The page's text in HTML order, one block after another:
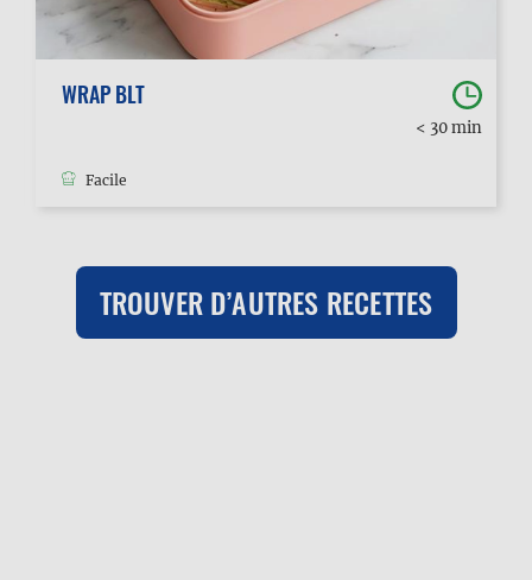
WRAP BLT
< 30 min
Facile
TROUVER D’AUTRES RECETTES